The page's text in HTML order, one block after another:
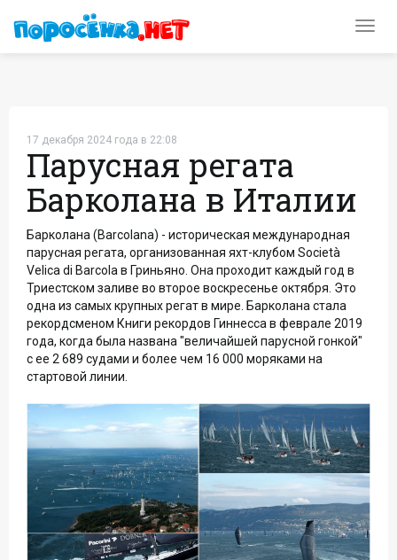
17 декабря 2024 года в 22:08
Парусная регата
Барколана в Италии
Барколана (Barcolana) - историческая международная
парусная регата, организованная яхт-клубом Società
Velica di Barcola в Гриньяно. Она проходит каждый год в
Триестском заливе во второе воскресенье октября. Это
одна из самых крупных регат в мире. Барколана стала
рекордсменом Книги рекордов Гиннесса в феврале 2019
года, когда была названа "величайшей парусной гонкой"
с ее 2 689 судами и более чем 16 000 моряками на
стартовой линии.